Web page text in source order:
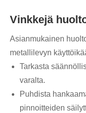
Vinkkejä
Asianmukainen
metallilevyn
Tarkasta
varalta.
Puhdista
pinnoitteiden